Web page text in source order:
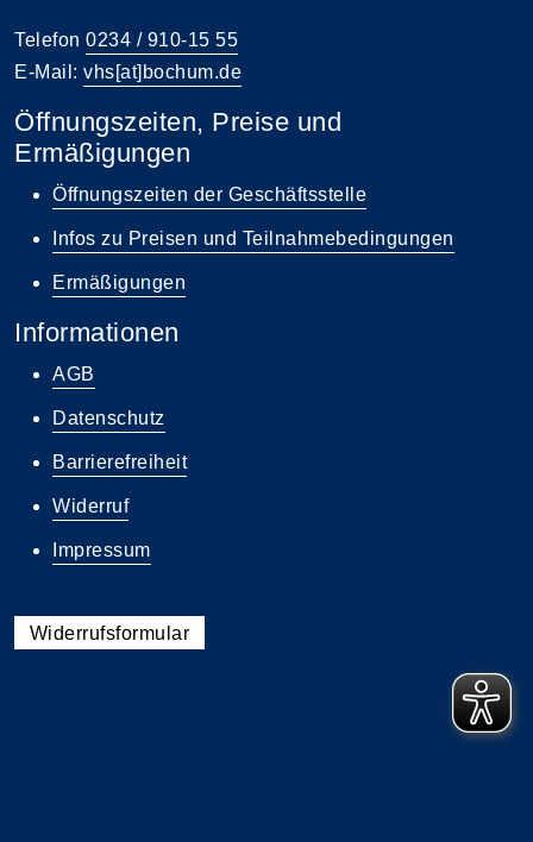
Telefon 0234 / 910-15 55
E-Mail: vhs[at]bochum.de
Öffnungszeiten, Preise und
Ermäßigungen
Öffnungszeiten der Geschäftsstelle
Infos zu Preisen und Teilnahmebedingungen
Ermäßigungen
Informationen
AGB
Datenschutz
Barrierefreiheit
Widerruf
Impressum
Widerrufsformular